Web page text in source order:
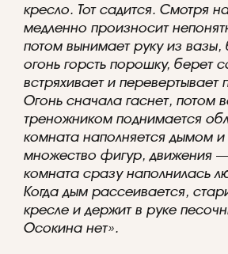
кресло. Тот садится. Смотря
медленно произносит
потом вынимает руку из вазы,
огонь горсть порошку, берет
встряхивает и перевертывает
Огонь сначала гаснет, потом
треножником поднимается
комната наполняется дымом
множество фигур, движения
комната сразу наполнилась
Когда дым рассеивается,
кресле и держит в руке
Осокина нет».